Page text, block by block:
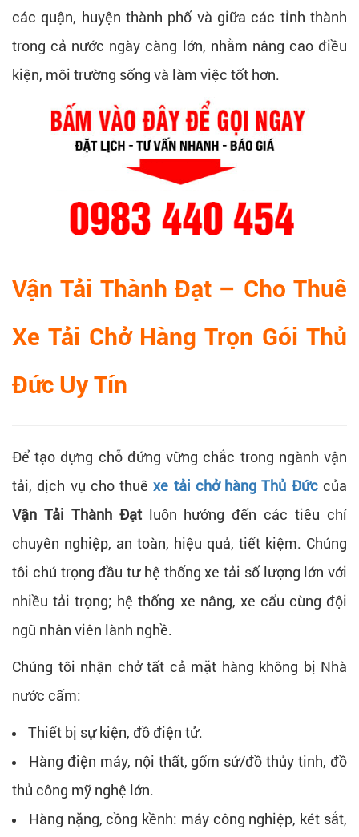
các quận, huyện thành phố và giữa các tỉnh thành
trong cả nước ngày càng lớn, nhằm nâng cao điều
kiện, môi trường sống và làm việc tốt hơn.
Vận Tải Thành Đạt – Cho Thuê
Xe Tải Chở Hàng Trọn Gói Thủ
Đức Uy Tín
Để tạo dựng chỗ đứng vững chắc trong ngành vận
tải, dịch vụ cho thuêxe tải chở hàng Thủ Đứccủa
Vận Tải Thành Đạt luôn hướng đến các tiêu chí
chuyên nghiệp, an toàn, hiệu quả, tiết kiệm. Chúng
tôi chú trọng đầu tư hệ thống xe tải số lượng lớn với
nhiều tải trọng; hệ thống xe nâng, xe cẩu cùng đội
ngũ nhân viên lành nghề.
Chúng tôi nhận chở tất cả mặt hàng không bị Nhà
nước cấm:
Thiết bị sự kiện, đồ điện tử.
Hàng điện máy, nội thất, gốm sứ/đồ thủy tinh, đồ
thủ công mỹ nghệ lớn.
Hàng nặng, cồng kềnh: máy công nghiệp, két sắt,